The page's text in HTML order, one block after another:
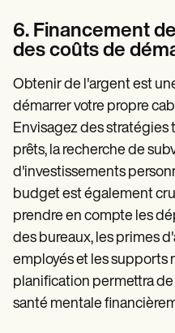
6. Financement
des coûts de
Obtenir de l'argent est
démarrer votre propre
Envisagez des
prêts, la recherche de
d'investissements
budget est également
prendre en compte les
des bureaux, les primes
employés et les supports
planification permettra
santé mentale